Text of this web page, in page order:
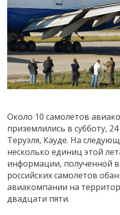
Около 10 самолетов
приземлились в субботу,
Теруэля, Кауде. На
несколько единиц этой
информации, полученной
российских самолетов
авиакомпании на
двадцати пяти.